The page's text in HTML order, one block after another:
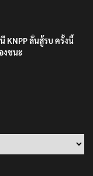
KNPP ลั่นสู้รบ ครั้งนี้
งชนะ